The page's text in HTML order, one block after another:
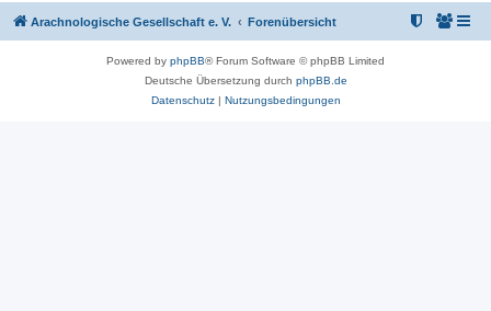
Arachnologische Gesellschaft e. V. Forenübersicht
Powered by phpBB® Forum Software © phpBB Limited
Deutsche Übersetzung durch phpBB.de
Datenschutz| Nutzungsbedingungen